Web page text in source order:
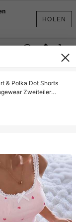
HOLEN
& Polka Dot Shorts
Zweiteiler